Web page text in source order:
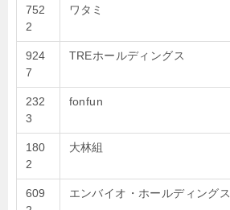
752
2
ワタミ
924
7
TREホールディングス
232
3
fonfun
180
2
大林組
609
エンバイオ・ホールディングス